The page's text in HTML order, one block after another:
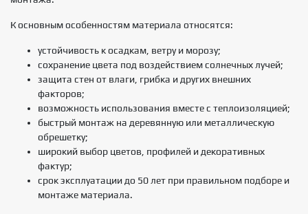
К основным особенностям материала относятся:
устойчивость к осадкам, ветру и морозу;
сохранение цвета под воздействием солнечных лучей;
защита стен от влаги, грибка и других внешних
факторов;
возможность использования вместе с теплоизоляцией;
быстрый монтаж на деревянную или металлическую
обрешетку;
широкий выбор цветов, профилей и декоративных
фактур;
срок эксплуатации до 50 лет при правильном подборе и
монтаже материала.